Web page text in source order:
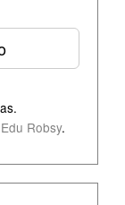
Edu Robsy.